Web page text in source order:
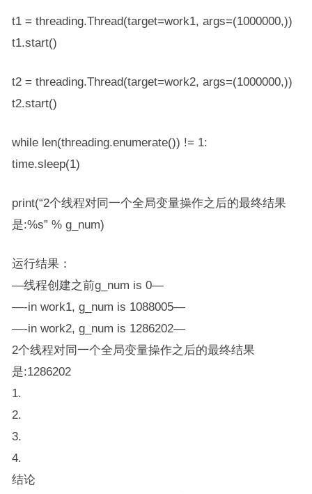
t1 = threading.Thread(target=work1, args=(1000000,))
t1.start()
t2 = threading.Thread(target=work2, args=(1000000,))
t2.start()
while len(threading.enumerate()) != 1:
time.sleep(1)
print(“2个线程对同一个全局变量操作之后的最终结果
是:%s” % g_num)
运行结果：
—线程创建之前g_num is 0—
—-in work1, g_num is 1088005—
—-in work2, g_num is 1286202—
2个线程对同一个全局变量操作之后的最终结果
是:1286202
1.
2.
3.
4.
结论